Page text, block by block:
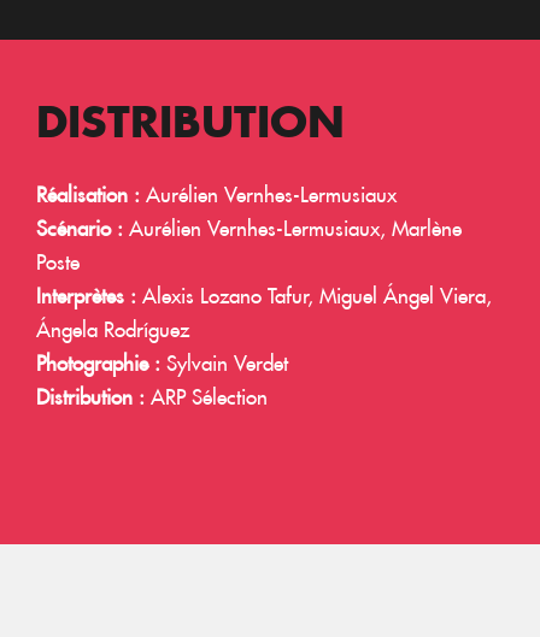
DISTRIBUTION
Réalisation : Aurélien Vernhes-Lermusiaux
Scénario : Aurélien Vernhes-Lermusiaux, Marlène
Poste
Interprètes : Alexis Lozano Tafur, Miguel Ángel Viera,
Ángela Rodríguez
Photographie : Sylvain Verdet
Distribution : ARP Sélection